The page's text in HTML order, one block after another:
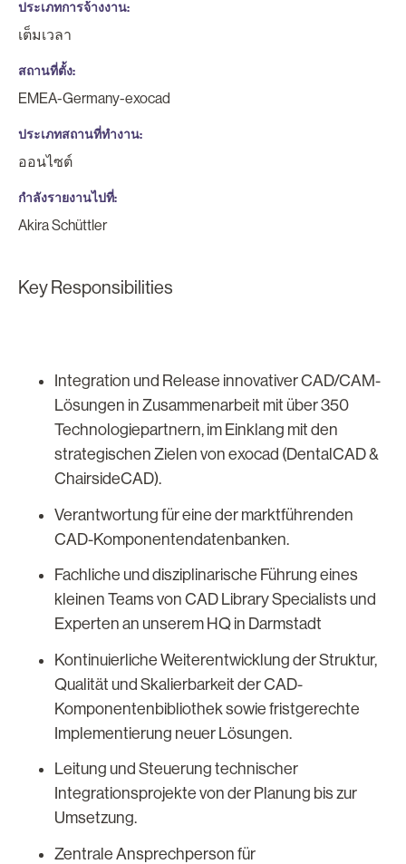
ประเภทการจ้างงาน
เต็มเวลา
สถานที่ตั้ง
EMEA-Germany-exocad
ประเภทสถานที่ทำงาน
ออนไซต์
กำลังรายงานไปที่
Akira Schüttler
Key Responsibilities
Integration und Release innovativer CAD/CAM-
Lösungen in Zusammenarbeit mit über 350
Technologiepartnern, im Einklang mit den
strategischen Zielen von exocad (DentalCAD &
ChairsideCAD).
Verantwortung für eine der marktführenden
CAD-Komponentendatenbanken.
Fachliche und disziplinarische Führung eines
kleinen Teams von CAD Library Specialists und
Experten an unserem HQ in Darmstadt
Kontinuierliche Weiterentwicklung der Struktur,
Qualität und Skalierbarkeit der CAD-
Komponentenbibliothek sowie fristgerechte
Implementierung neuer Lösungen.
Leitung und Steuerung technischer
Integrationsprojekte von der Planung bis zur
Umsetzung.
Zentrale Ansprechperson für